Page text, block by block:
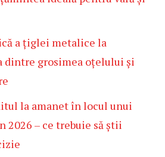
a țiglei metalice la
dintre grosimea oțelului și
la amanet în locul unui
2026 – ce trebuie să știi